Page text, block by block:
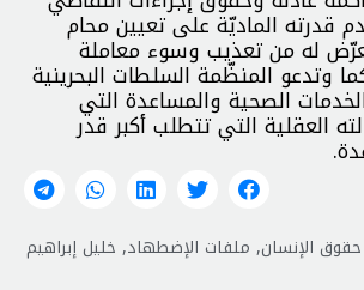
قدرته الماديّة على تعيين محام
له من تعذيب وسوء معاملة
وتدعو المنظّمة السلطات البحرينية
الصحية والمساعدة التي
العقلية التي تتطلب أكبر قدر
الإنسان, ملفات الإضطهاد, خليل إبراهيم